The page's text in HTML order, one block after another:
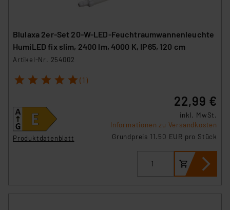
Blulaxa 2er-Set 20-W-LED-Feuchtraumwannenleuchte
HumiLED fix slim, 2400 lm, 4000 K, IP65, 120 cm
Artikel-Nr. 254002
1 2 3 4 5 (1)
Produktdatenblatt
22,99 €
inkl. MwSt.
Informationen zu Versandkosten
Grundpreis 11.50 EUR pro Stück